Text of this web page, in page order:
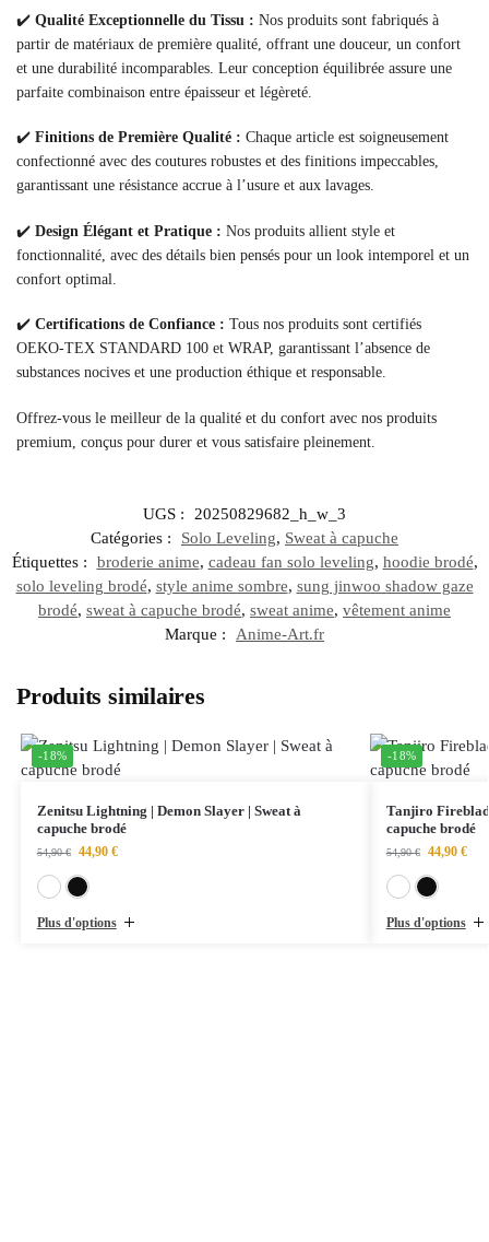
✔️ Qualité Exceptionnelle du Tissu : Nos produits sont fabriqués à
partir de matériaux de première qualité, offrant une douceur, un confort
et une durabilité incomparables. Leur conception équilibrée assure une
parfaite combinaison entre épaisseur et légèreté.
✔️ Finitions de Première Qualité : Chaque article est soigneusement
confectionné avec des coutures robustes et des finitions impeccables,
garantissant une résistance accrue à l’usure et aux lavages.
✔️ Design Élégant et Pratique : Nos produits allient style et
fonctionnalité, avec des détails bien pensés pour un look intemporel et un
confort optimal.
✔️ Certifications de Confiance : Tous nos produits sont certifiés
OEKO-TEX STANDARD 100 et WRAP, garantissant l’absence de
substances nocives et une production éthique et responsable.
Offrez-vous le meilleur de la qualité et du confort avec nos produits
premium, conçus pour durer et vous satisfaire pleinement.
UGS :
20250829682_h_w_3
Catégories :
Solo Leveling, Sweat à capuche
Étiquettes :
broderie anime, cadeau fan solo leveling, hoodie brodé,
solo leveling brodé, style anime sombre, sung jinwoo shadow gaze
brodé, sweat à capuche brodé, sweat anime, vêtement anime
Marque :
Anime-Art.fr
Produits similaires
-18%
Zenitsu Lightning | Demon Slayer | Sweat à
capuche brodé
54,90€ 44,90 €
Plus d'options
-18%
Tanjiro
capuche brodé
54,90€ 44,90 €
Plus d'options